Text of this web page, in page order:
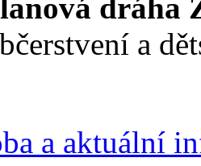
lanová dráha
a
a aktuální